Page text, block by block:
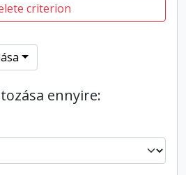
criterion
ennyire: